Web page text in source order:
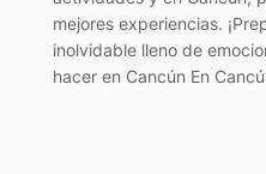
mejores experiencias.
inolvidable lleno de
hacer en Cancún En